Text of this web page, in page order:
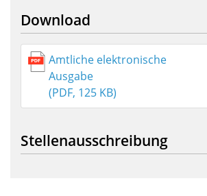
Download
Amtliche elektronische
Ausgabe
(PDF, 125 KB)
Stellenausschreibung